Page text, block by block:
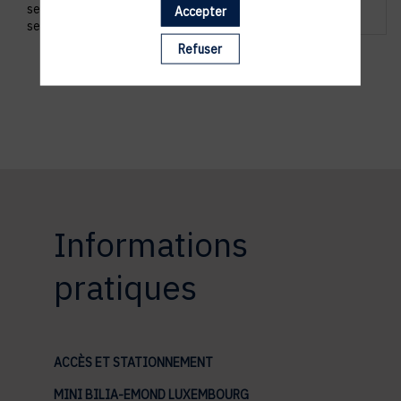
se retrouver entre membres amateurs, tous
secteurs confondus.
Informations
pratiques
ACCÈS ET STATIONNEMENT
MINI BILIA-EMOND LUXEMBOURG
Accepter
Refuser